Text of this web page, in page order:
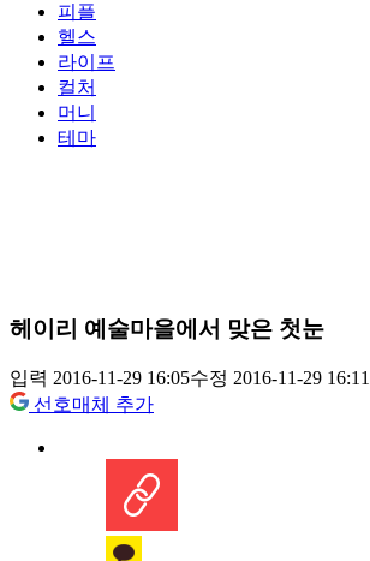
피플
헬스
라이프
컬처
머니
테마
헤이리 예술마을에서 맞은 첫눈
입력 2016-11-29 16:05수정 2016-11-29 16:11
선호매체 추가